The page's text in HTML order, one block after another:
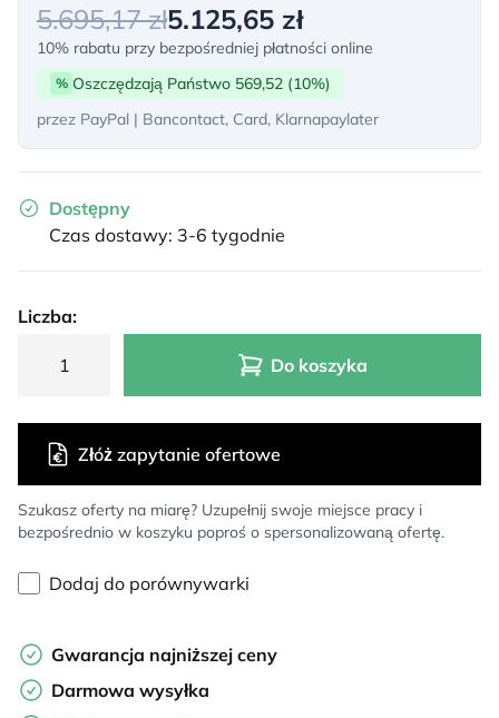
5.695,17 zł5.125,65 zł
10% rabatu przy bezpośredniej płatności online
% Oszczędzają Państwo 569,52 (10%)
przez PayPal | Bancontact, Card, Klarnapaylater
Dostępny
Czas dostawy: 3-6 tygodnie
Liczba:
Do koszyka
Szukasz oferty na miarę? Uzupełnij swoje miejsce pracy i
bezpośrednio w koszyku poproś o spersonalizowaną ofertę.
Złóż zapytanie ofertowe
Dodaj do porównywarki
Gwarancja najniższej ceny
Darmowa wysyłka